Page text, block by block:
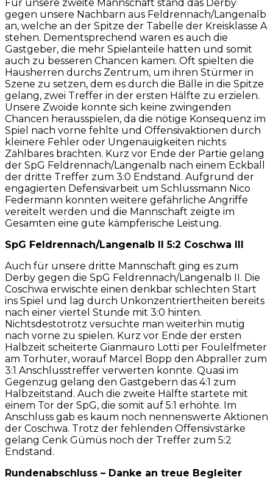
Für unsere zweite Mannschaft stand das Derby
gegen unsere Nachbarn aus Feldrennach/Langenalb
an, welche an der Spitze der Tabelle der Kreisklasse A
stehen. Dementsprechend waren es auch die
Gastgeber, die mehr Spielanteile hatten und somit
auch zu besseren Chancen kamen. Oft spielten die
Hausherren durchs Zentrum, um ihren Stürmer in
Szene zu setzen, dem es durch die Bälle in die Spitze
gelang, zwei Treffer in der ersten Hälfte zu erzielen.
Unsere Zwoide konnte sich keine zwingenden
Chancen herausspielen, da die nötige Konsequenz im
Spiel nach vorne fehlte und Offensivaktionen durch
kleinere Fehler oder Ungenauigkeiten nichts
Zählbares brachten. Kurz vor Ende der Partie gelang
der SpG Feldrennach/Langenalb nach einem Eckball
der dritte Treffer zum 3:0 Endstand. Aufgrund der
engagierten Defensivarbeit um Schlussmann Nico
Federmann konnten weitere gefährliche Angriffe
vereitelt werden und die Mannschaft zeigte im
Gesamten eine gute kämpferische Leistung.
SpG Feldrennach/Langenalb II 5:2 Coschwa III
Auch für unsere dritte Mannschaft ging es zum
Derby gegen die SpG Feldrennach/Langenalb II. Die
Coschwa erwischte einen denkbar schlechten Start
ins Spiel und lag durch Unkonzentriertheiten bereits
nach einer viertel Stunde mit 3:0 hinten.
Nichtsdestotrotz versuchte man weiterhin mutig
nach vorne zu spielen. Kurz vor Ende der ersten
Halbzeit scheiterte Gianmauro Lotti per Foulelfmeter
am Torhüter, worauf Marcel Bopp den Abpraller zum
3:1 Anschlusstreffer verwerten konnte. Quasi im
Gegenzug gelang den Gastgebern das 4:1 zum
Halbzeitstand. Auch die zweite Hälfte startete mit
einem Tor der SpG, die somit auf 5:1 erhöhte. Im
Anschluss gab es kaum noch nennenswerte Aktionen
der Coschwa. Trotz der fehlenden Offensivstärke
gelang Cenk Gümüs noch der Treffer zum 5:2
Endstand.
Rundenabschluss – Danke an treue Begleiter